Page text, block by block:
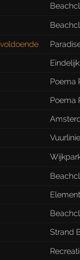
Poema
Poema
Vuurlinie
Strand